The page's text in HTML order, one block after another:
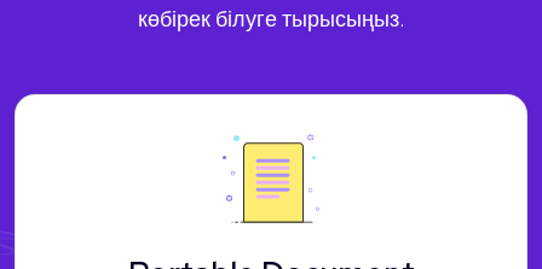
көбірек білуге тырысыңыз.